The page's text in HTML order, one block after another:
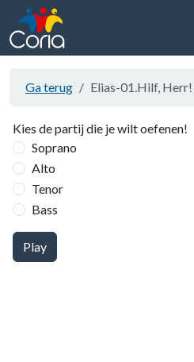
Ga terug Elias-01.Hilf, Herr!
Kies de partij die je wilt oefenen!
Soprano
Alto
Tenor
Bass
Play